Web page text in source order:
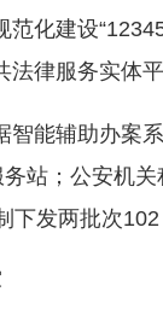
化建设
法律服务实体
辅助办案系
站；公安机
下发两批次